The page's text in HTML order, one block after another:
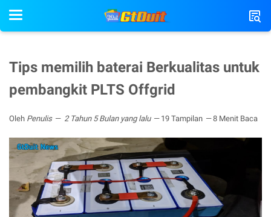
Tips memilih baterai Berkualitas untuk
pembangkit PLTS Offgrid
Oleh Penulis 2 Tahun 5 Bulan yang lalu 19 Tampilan 8 Menit Baca